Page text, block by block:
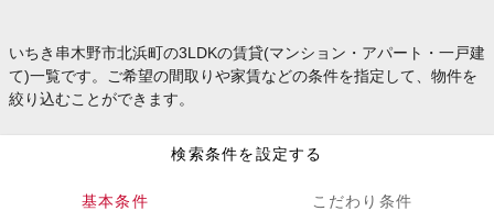
いちき串木野市北浜町の3LDKの賃貸(マンション・アパート・一戸建
て)一覧です。ご希望の間取りや家賃などの条件を指定して、物件を
絞り込むことができます。
検索条件を設定する
基本条件 こだわり条件